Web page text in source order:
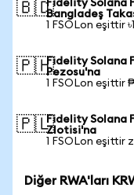
🇧🇩Fidelity Solana
Bangladeş
1 FSOLon eşittir
🇵🇭Fidelity Solana
Pezosu'na
1 FSOLon eşittir
🇵🇱Fidelity Solana
Zlotisi'na
1 FSOLon eşittir
Diğer RWA'ları